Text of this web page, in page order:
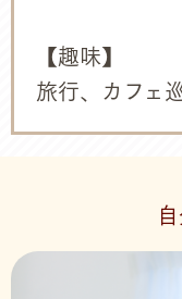
【趣味】
旅行、カフェ